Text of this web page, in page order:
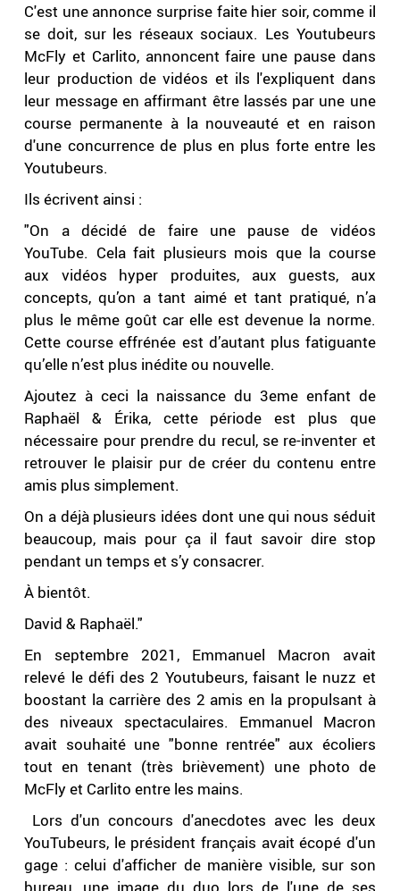
C'est une annonce surprise faite hier soir, comme il
se doit, sur les réseaux sociaux. Les Youtubeurs
McFly et Carlito, annoncent faire une pause dans
leur production de vidéos et ils l'expliquent dans
leur message en affirmant être lassés par une une
course permanente à la nouveauté et en raison
d'une concurrence de plus en plus forte entre les
Youtubeurs.
Ils écrivent ainsi :
"On a décidé de faire une pause de vidéos
YouTube. Cela fait plusieurs mois que la course
aux vidéos hyper produites, aux guests, aux
concepts, qu’on a tant aimé et tant pratiqué, n’a
plus le même goût car elle est devenue la norme.
Cette course effrénée est d’autant plus fatiguante
qu’elle n’est plus inédite ou nouvelle.
Ajoutez à ceci la naissance du 3eme enfant de
Raphaël & Érika, cette période est plus que
nécessaire pour prendre du recul, se re-inventer et
retrouver le plaisir pur de créer du contenu entre
amis plus simplement.
On a déjà plusieurs idées dont une qui nous séduit
beaucoup, mais pour ça il faut savoir dire stop
pendant un temps et s’y consacrer.
À bientôt.
David & Raphaël."
En septembre 2021, Emmanuel Macron avait
relevé le défi des 2 Youtubeurs, faisant le nuzz et
boostant la carrière des 2 amis en la propulsant à
des niveaux spectaculaires. Emmanuel Macron
avait souhaité une "bonne rentrée" aux écoliers
tout en tenant (très brièvement) une photo de
McFly et Carlito entre les mains.
Lors d'un concours d'anecdotes avec les deux
YouTubeurs, le président français avait écopé d'un
gage : celui d'afficher de manière visible, sur son